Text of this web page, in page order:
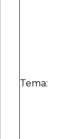
Tema: